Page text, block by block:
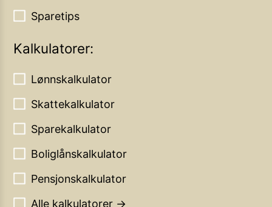
Sparetips
Kalkulatorer:
Lønnskalkulator
Skattekalkulator
Sparekalkulator
Boliglånskalkulator
Pensjonskalkulator
Alle kalkulatorer →